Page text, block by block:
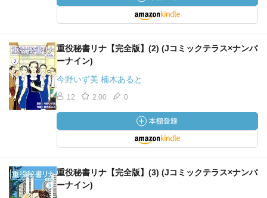
重役秘書リナ【完全版】(2) (Jコミックテラス×ナンバ
ーナイン)
今野いず美 楠木あると
12 2.00 0
重役秘書リナ【完全版】(3) (Jコミックテラス×ナンバ
ーナイン)